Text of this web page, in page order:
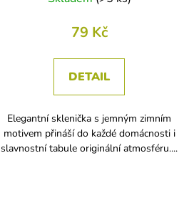
79 Kč
DETAIL
Elegantní sklenička s jemným zimním
motivem přináší do každé domácnosti i
slavnostní tabule originální atmosféru....